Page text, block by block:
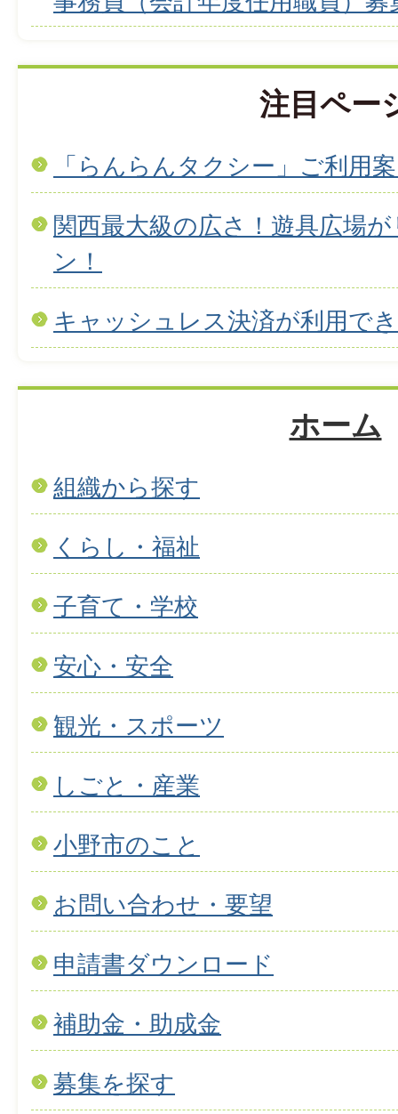
注目ペー
「らんらんタクシー」ご利用
関西最大級の広さ！遊具広場
ン！
キャッシュレス決済が利用で
ホーム
組織から探す
くらし・福祉
子育て・学校
安心・安全
観光・スポーツ
しごと・産業
小野市のこと
お問い合わせ・要望
申請書ダウンロード
補助金・助成金
募集を探す